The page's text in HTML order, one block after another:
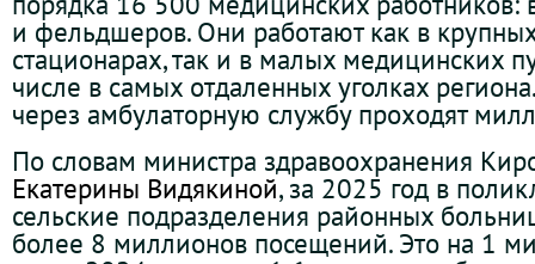
и фельдшеров. Они работают как в
стационарах, так и в малых медицинских
числе в самых отдаленных уголках
через амбулаторную службу проходят
По словам министра здравоохранения
Екатерины Видякиной, за 2025 год в
сельские подразделения районных
более 8 миллионов посещений. Это на 1